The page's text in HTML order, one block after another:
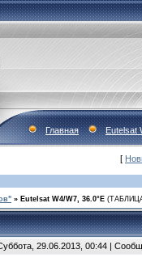
Главная Eutelsat
[
» Eutelsat W4/W7, 36.0°E
29.06.2013, 00:44 |